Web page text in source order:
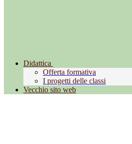
Didattica
Offerta formativa
I progetti delle classi
Vecchio sito web